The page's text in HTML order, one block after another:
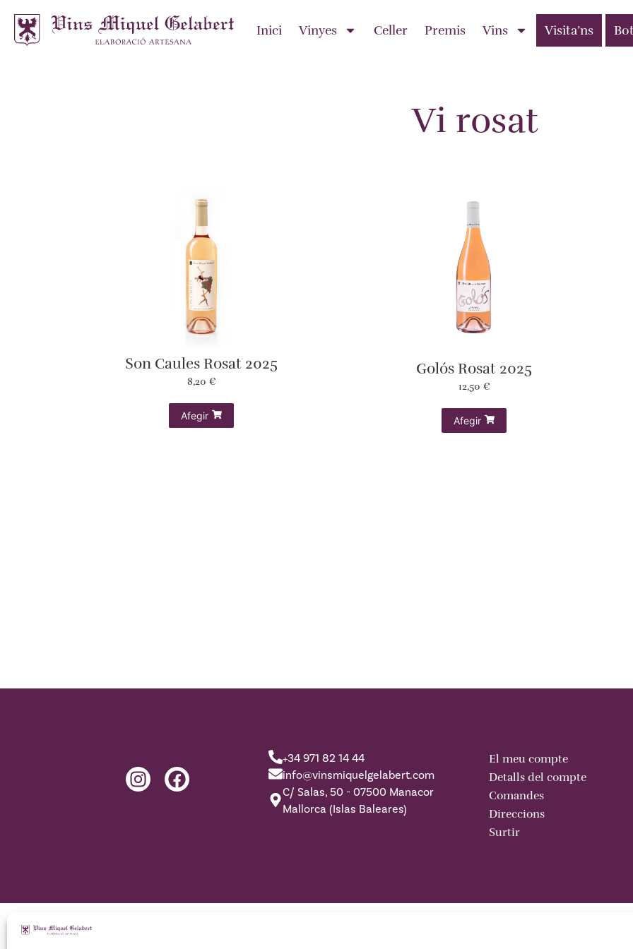
Inici Vinyes Celler Premis Vins Visita’ns
Vi rosat
Son Caules Rosat 2025
8,20 €
Afegir
Golós Rosat 2025
12,50 €
Afegir
+34 971 82 14 44
info@vinsmiquelgelabert.com
C/ Salas, 50 - 07500 Manacor
Mallorca (Islas Baleares)
El meu compte
Detalls del compte
Comandes
Direccions
Surtir